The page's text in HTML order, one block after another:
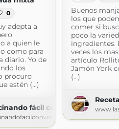
Buenos
los que
comer si
poco la
ingredientes.
veces los
artículo
Jamón York
(...)
0
adepta a
a quien le
como para
diario. Yo de
los
procuro
estén (...)
fácil con Verenice